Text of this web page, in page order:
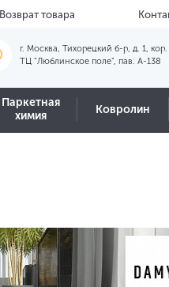
Возврат товара
г. Москва, Тихорецкий б-р, д. 1, кор.
ТЦ "Люблинское поле", пав. А-138
Паркетная
химия
Ковролин